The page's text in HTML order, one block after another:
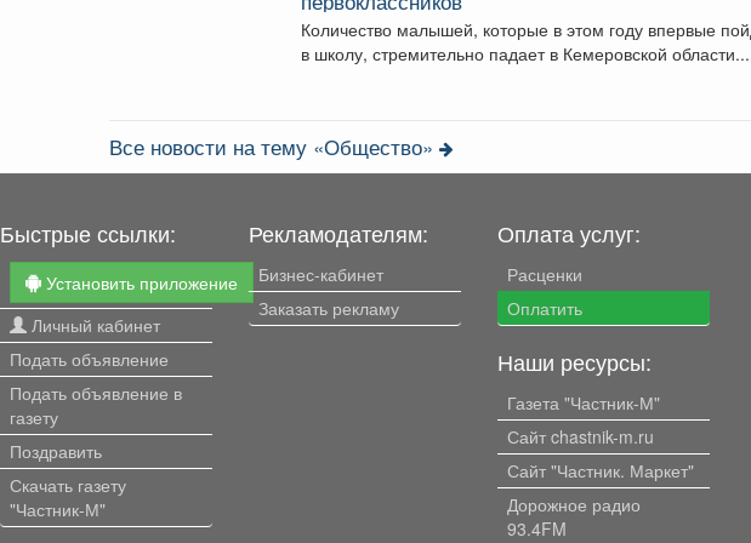
Количество малышей, которые в этом году впервые
в школу, стремительно падает в Кемеровской
Все новости на тему «Общество»
Быстрые ссылки:
Установить приложение
Личный кабинет
Подать объявление
Подать объявление в
газету
Поздравить
Скачать газету
"Частник-М"
Рекламодателям:
Бизнес-кабинет
Заказать рекламу
Оплата услуг:
Расценки
Оплатить
Наши ресурсы:
Газета "Частник-М"
Сайт chastnik-m.ru
Сайт "Частник. Маркет"
Дорожное радио
93.4FM